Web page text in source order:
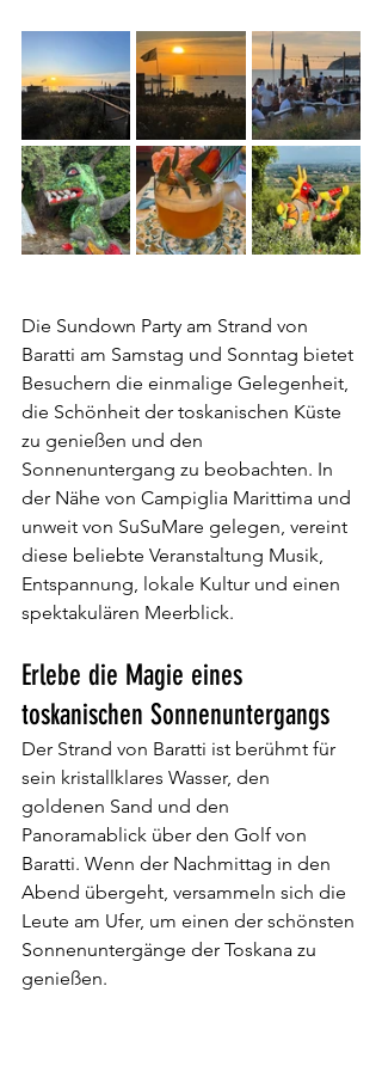
Die Sundown Party am Strand von
Baratti am Samstag und Sonntag bietet
Besuchern die einmalige Gelegenheit,
die Schönheit der toskanischen Küste
zu genießen und den
Sonnenuntergang zu beobachten. In
der Nähe von Campiglia Marittima und
unweit von SuSuMare gelegen, vereint
diese beliebte Veranstaltung Musik,
Entspannung, lokale Kultur und einen
spektakulären Meerblick.
Erlebe die Magie eines
toskanischen Sonnenuntergangs
Der Strand von Baratti ist berühmt für
sein kristallklares Wasser, den
goldenen Sand und den
Panoramablick über den Golf von
Baratti. Wenn der Nachmittag in den
Abend übergeht, versammeln sich die
Leute am Ufer, um einen der schönsten
Sonnenuntergänge der Toskana zu
genießen.